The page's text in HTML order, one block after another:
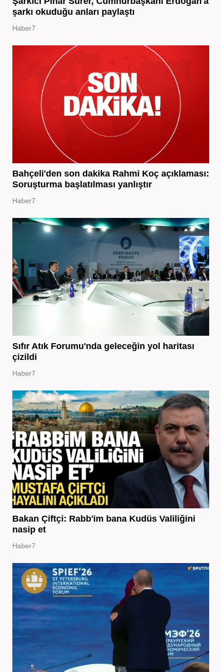
şarkı okuduğu anları paylaştı
Haber7
Bahçeli'den son dakika Rahmi Koç açıklaması:
Soruşturma başlatılması yanlıştır
Haber7
Sıfır Atık Forumu'nda geleceğin yol haritası
çizildi
Haber7
Bakan Çiftçi: Rabb'im bana Kudüs Valiliğini
nasip et
Haber7